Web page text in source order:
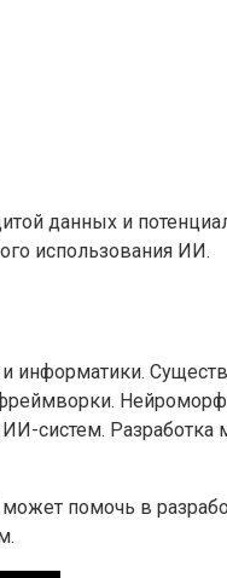
данных и
использования ИИ.
информатики.
систем.
помочь в